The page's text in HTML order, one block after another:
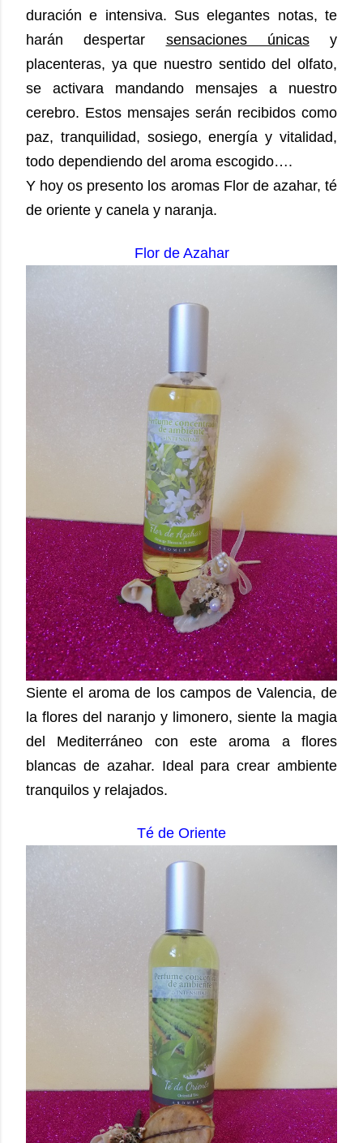
duración e intensiva. Sus elegantes notas, te
harán despertar sensaciones únicasy
placenteras, ya que nuestro sentido del olfato,
se activara mandando mensajes a nuestro
cerebro. Estos mensajes serán recibidos como
paz, tranquilidad, sosiego, energía y vitalidad,
todo dependiendo del aroma escogido….
Y hoy os presento los aromas Flor de azahar, té
de oriente y canela y naranja.
Flor de Azahar
Siente el aroma de los campos de Valencia, de
la flores del naranjo y limonero, siente la magia
del Mediterráneo con este aroma a flores
blancas de azahar. Ideal para crear ambiente
tranquilos y relajados.
Té de Oriente